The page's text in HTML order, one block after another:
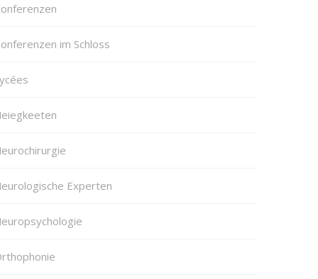
im Schloss
Experten